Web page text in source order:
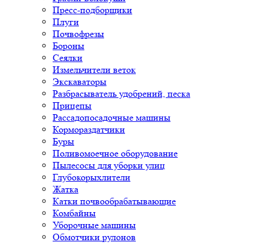
Пресс-подборщики
Плуги
Почвофрезы
Бороны
Сеялки
Измельчители веток
Экскаваторы
Разбрасыватель удобрений, песка
Прицепы
Рассадопосадочные машины
Кормораздатчики
Буры
Поливомоечное оборудование
Пылесосы для уборки улиц
Глубокорыхлители
Жатка
Катки почвообрабатывающие
Комбайны
Уборочные машины
Обмотчики рулонов